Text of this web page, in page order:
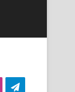
Telegram